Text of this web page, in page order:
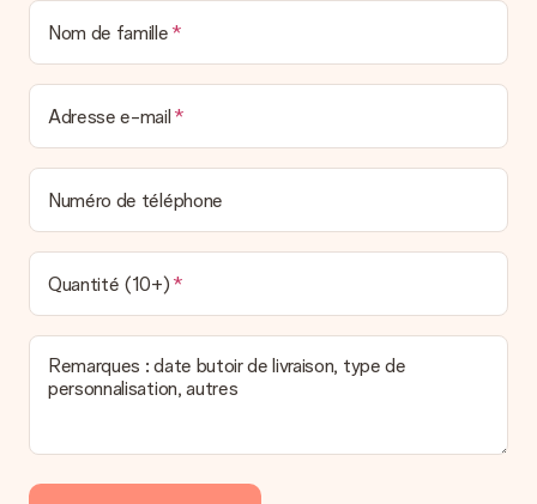
Nom de famille
Adresse e-mail
Numéro de téléphone
Quantité (10+)
Remarques : date butoir de livraison, type de
personnalisation, autres